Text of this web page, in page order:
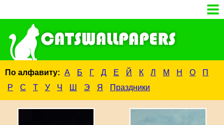
По алфавиту: А Б Г Д Е Й К Л М Н О
П
Р
С Т У Ч Ш Э Я Праздники